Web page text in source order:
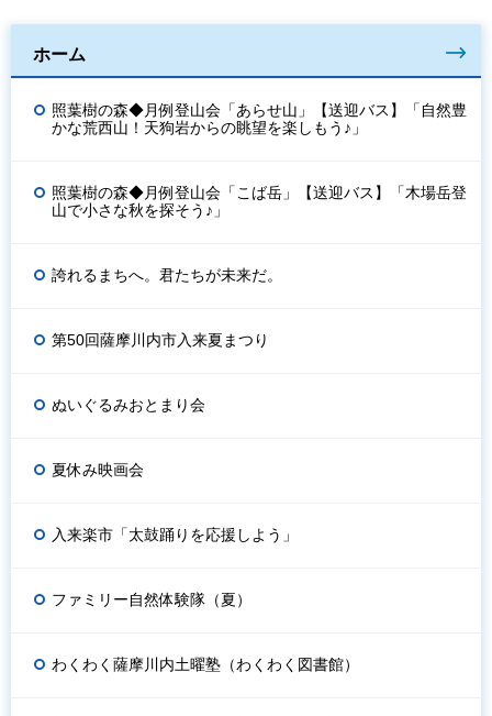
ホーム
照葉樹の森◆月例登山会「あらせ山」【送迎バス】「自然豊
かな荒西山！天狗岩からの眺望を楽しもう♪」
照葉樹の森◆月例登山会「こば岳」【送迎バス】「木場岳登
山で小さな秋を探そう♪」
誇れるまちへ。君たちが未来だ。
第50回薩摩川内市入来夏まつり
ぬいぐるみおとまり会
夏休み映画会
入来楽市「太鼓踊りを応援しよう」
ファミリー自然体験隊（夏）
わくわく薩摩川内土曜塾（わくわく図書館）